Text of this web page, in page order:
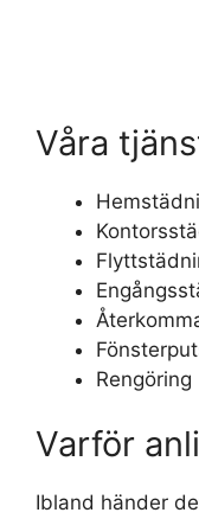
Våra
Rengöring
Varför
Ibland händer